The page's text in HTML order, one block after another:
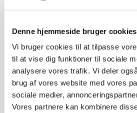
Denne hjemmeside bruger cookies
Vi bruger cookies til at tilpasse
til at vise dig funktioner til sociale
analysere vores trafik. Vi deler
brug af vores website med vores
sociale medier,
Vores partnere kan kombinere
Rørlægger / håndmand
dræn/entreprenørarbejde.
Anlæg Kloak
4690, Haslev